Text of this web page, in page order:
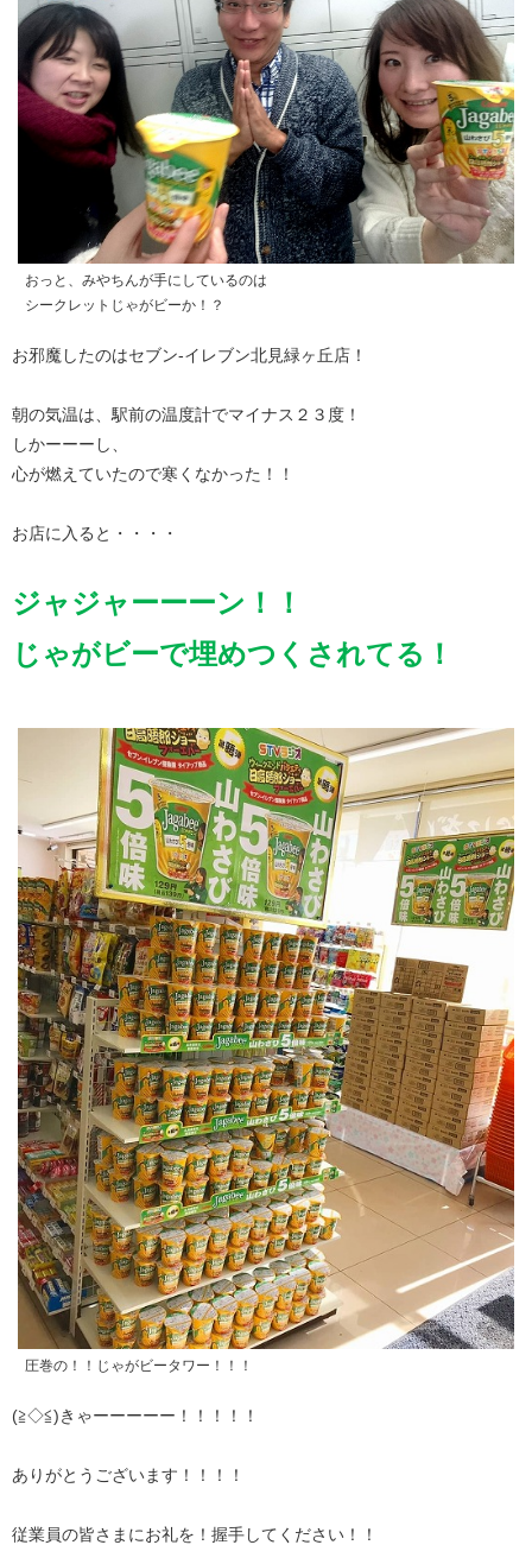
おっと、みやちんが手にしているのは
シークレットじゃがビーか！？
お邪魔したのはセブン-イレブン北見緑ヶ丘店！
朝の気温は、駅前の温度計でマイナス２３度！
しかーーーし、
心が燃えていたので寒くなかった！！
お店に入ると・・・・
ジャジャーーーン！！
じゃがビーで埋めつくされてる！
圧巻の！！じゃがビータワー！！！
(≧◇≦)きゃーーーーー！！！！！
ありがとうございます！！！！
従業員の皆さまにお礼を！握手してください！！